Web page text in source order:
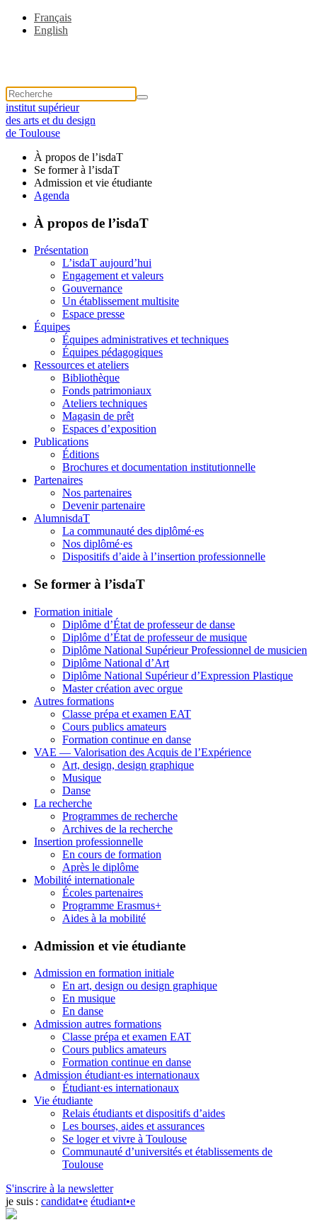
Français
English
institut supérieur
des arts et du design
de Toulouse
À propos de l’isdaT
Se former à l’isdaT
Admission et vie étudiante
Agenda
À propos de l’isdaT
Présentation
L’isdaT aujourd’hui
Engagement et valeurs
Gouvernance
Un établissement multisite
Espace presse
Équipes
Équipes administratives et techniques
Équipes pédagogiques
Ressources et ateliers
Bibliothèque
Fonds patrimoniaux
Ateliers techniques
Magasin de prêt
Espaces d’exposition
Publications
Éditions
Brochures et documentation institutionnelle
Partenaires
Nos partenaires
Devenir partenaire
AlumnisdaT
La communauté des diplômé·es
Nos diplômé·es
Dispositifs d’aide à l’insertion professionnelle
Se former à l’isdaT
Formation initiale
Diplôme d’État de professeur de danse
Diplôme d’État de professeur de musique
Diplôme National Supérieur Professionnel de musicien
Diplôme National d’Art
Diplôme National Supérieur d’Expression Plastique
Master création avec orgue
Autres formations
Classe prépa et examen EAT
Cours publics amateurs
Formation continue en danse
VAE — Valorisation des Acquis de l’Expérience
Art, design, design graphique
Musique
Danse
La recherche
Programmes de recherche
Archives de la recherche
Insertion professionnelle
En cours de formation
Après le diplôme
Mobilité internationale
Écoles partenaires
Programme Erasmus+
Aides à la mobilité
Admission et vie étudiante
Admission en formation initiale
En art, design ou design graphique
En musique
En danse
Admission autres formations
Classe prépa et examen EAT
Cours publics amateurs
Formation continue en danse
Admission étudiant·es internationaux
Étudiant·es internationaux
Vie étudiante
Relais étudiants et dispositifs d’aides
Les bourses, aides et assurances
Se loger et vivre à Toulouse
Communauté d’universités et établissements de
Toulouse
S'inscrire à la newsletter
je suis : candidat•e étudiant•e